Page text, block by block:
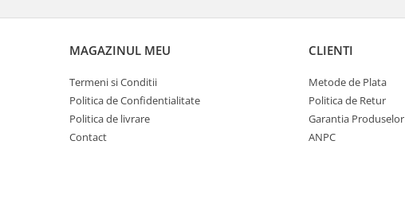
MAGAZINUL MEU
Termeni si Conditii
Politica de Confidentialitate
Politica de livrare
Contact
CLIENTI
Metode de Plata
Politica de Retur
Garantia Produselor
ANPC